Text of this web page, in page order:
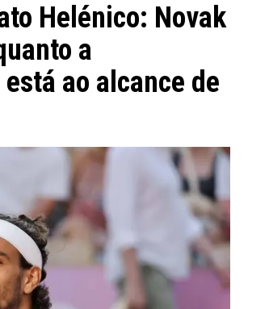
Helénico: Novak
a
ao alcance de